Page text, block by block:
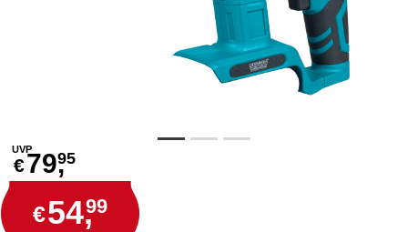
UVP
€79,95
€54,99